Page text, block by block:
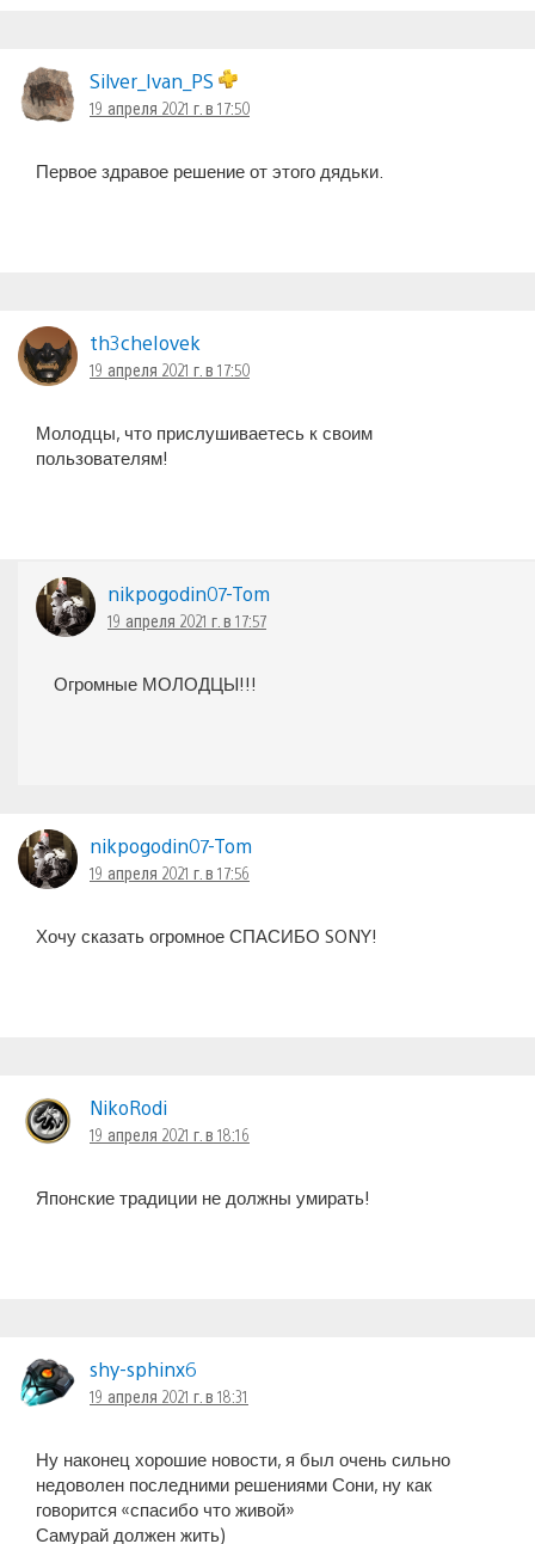
Silver_Ivan_PS
19 апреля 2021 г. в 17:50
Первое здравое решение от этого дядьки.
th3cheIovek
19 апреля 2021 г. в 17:50
Молодцы, что прислушиваетесь к своим
пользователям!
nikpogodin07-Tom
19 апреля 2021 г. в 17:57
Огромные МОЛОДЦЫ!!!
nikpogodin07-Tom
19 апреля 2021 г. в 17:56
Хочу сказать огромное СПАСИБО SONY!
NikoRodi
19 апреля 2021 г. в 18:16
Японские традиции не должны умирать!
shy-sphinx6
19 апреля 2021 г. в 18:31
Ну наконец хорошие новости, я был очень сильно
недоволен последними решениями Сони, ну как
говорится «спасибо что живой»
Самурай должен жить)